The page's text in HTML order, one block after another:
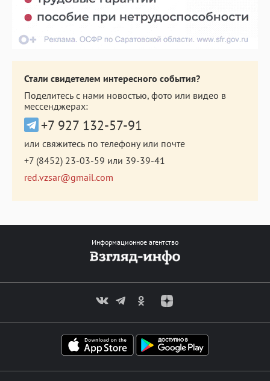
Стали свидетелем интересного события?
Поделитесь с нами новостью, фото или видео в
мессенджерах:
+7 927 132-57-91
или свяжитесь по телефону или почте
+7 (8452) 23-03-59 или 39-39-41
red.vzsar@gmail.com
Информационное агентство